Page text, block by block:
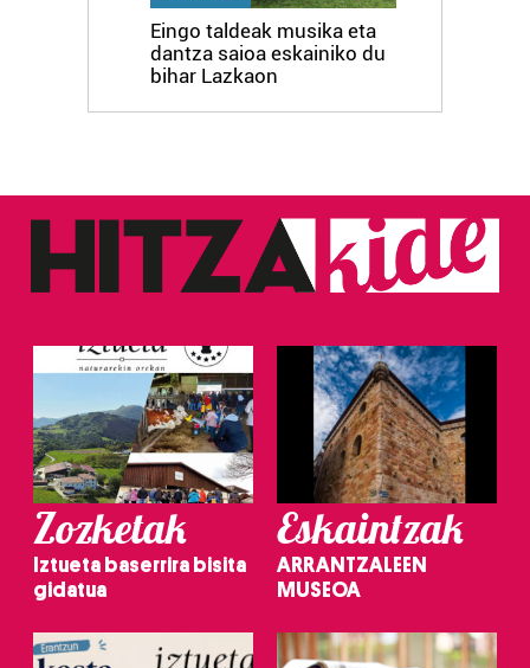
Eingo taldeak musika eta
dantza saioa eskainiko du
bihar Lazkaon
Zozketak
Iztueta baserrira bisita
gidatua
Eskaintzak
ARRANTZALEEN
MUSEOA